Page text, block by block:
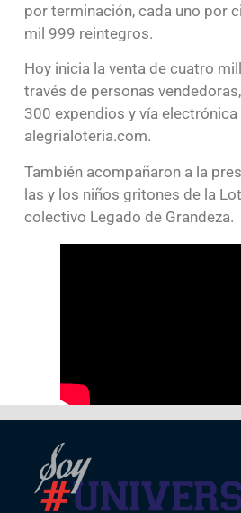
por terminación, cada uno por
mil 999 reintegros.
Hoy inicia la venta de cuatro
través de personas
300 expendios y vía electrónica
alegrialoteria.com.
También acompañaron a la
las y los niños gritones de la
colectivo Legado de Grandeza.